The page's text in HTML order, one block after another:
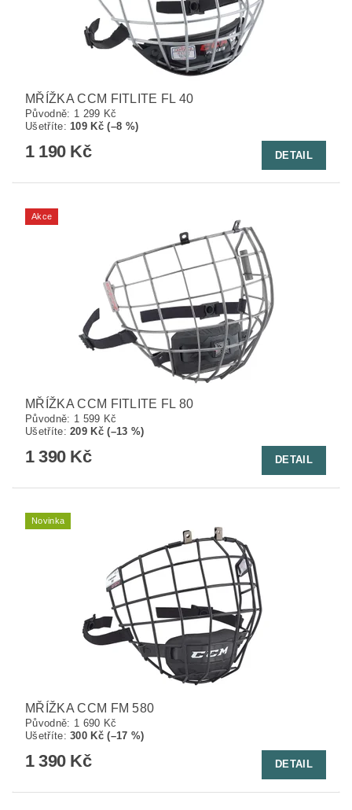
MŘÍŽKA CCM FITLITE FL 40
Původně: 1 299 Kč
Ušetříte:109 Kč (–8 %)
1 190 Kč DETAIL
Akce
MŘÍŽKA CCM FITLITE FL 80
Původně: 1 599 Kč
Ušetříte:209 Kč (–13 %)
1 390 Kč DETAIL
Novinka
MŘÍŽKA CCM FM 580
Původně: 1 690 Kč
Ušetříte:300 Kč (–17 %)
1 390 Kč DETAIL